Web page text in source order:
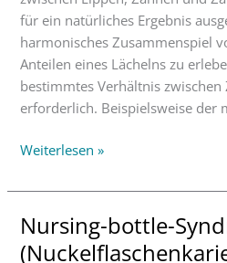
für ein natürliches Ergebnis
harmonisches Zusammenspiel
Anteilen eines Lächelns zu
bestimmtes Verhältnis
erforderlich. Beispielsweise der
Weiterlesen »
Nursing-bottle-
Nursing-
bottle-